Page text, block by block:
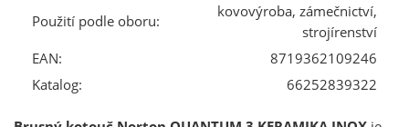
Použití podle oboru:
kovovýroba, zámečnictví,
strojírenství
EAN:
8719362109246
Katalog:
66252839322